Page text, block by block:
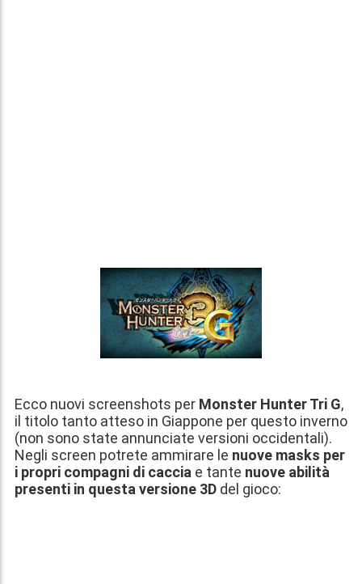
Ecco nuovi screenshots per Monster Hunter Tri G,
il titolo tanto atteso in Giappone per questo inverno
(non sono state annunciate versioni occidentali).
Negli screen potrete ammirare le nuove masks per
i propri compagni di caccia e tante nuove abilità
presenti in questa versione 3D del gioco: